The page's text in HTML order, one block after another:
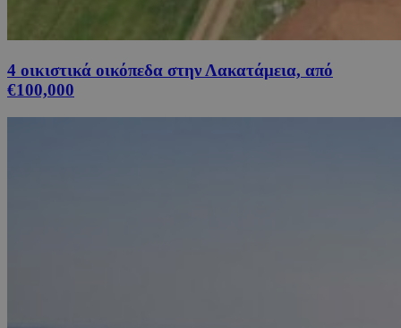
4 οικιστικά οικόπεδα στην Λακατάμεια, από
€100,000